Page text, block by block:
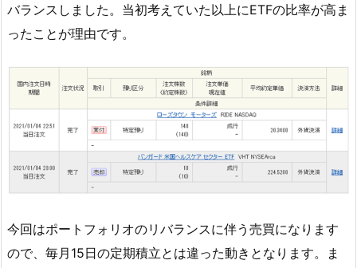
バランスしました。当初考えていた以上にETFの比率が高ま
ったことが理由です。
今回はポートフォリオのリバランスに伴う売買になります
ので、毎月15日の定期積立とは違った動きとなります。ま